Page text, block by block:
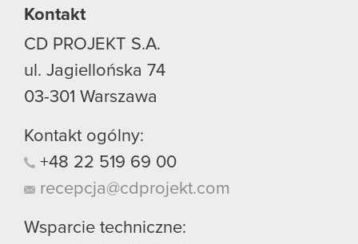
Kontakt
CD PROJEKT S.A.
ul. Jagiellońska 74
03-301 Warszawa
Kontakt ogólny:
+48 22 519 69 00
recepcja@cdprojekt.com
Wsparcie techniczne: